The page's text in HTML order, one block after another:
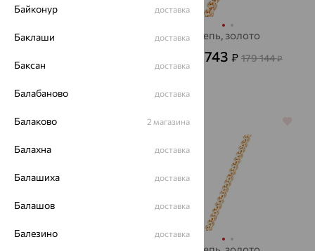
Цепь, золото,
Цепь, золото
53 743 ₽ 179 144₽
64% 64%
Байконур доставка
Баклаши доставка
Баксан доставка
Балабаново доставка
Балаково 2 магазина
Балахна доставка
Балашиха доставка
Балашов доставка
Балезино доставка